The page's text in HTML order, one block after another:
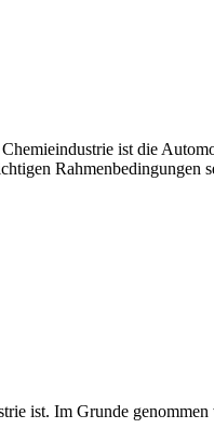
ist die
Rahmenbedingungen
ist. Im Grunde